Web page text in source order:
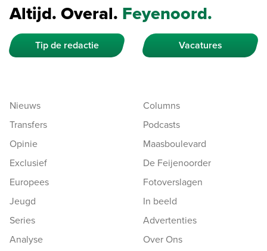
Altijd. Overal. Feyenoord.
Tip de redactie Vacatures
Nieuws
Transfers
Opinie
Exclusief
Europees
Jeugd
Series
Analyse
Columns
Podcasts
Maasboulevard
De Feijenoorder
Fotoverslagen
In beeld
Advertenties
Over Ons